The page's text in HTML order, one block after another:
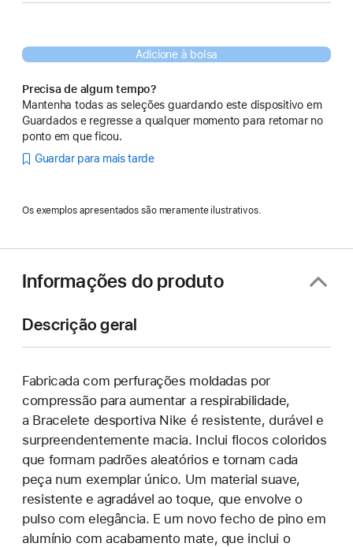
Adicione à bolsa
Precisa de algum tempo?
Mantenha todas as seleções guardando este dispositivo em
Guardados e regresse a qualquer momento para retomar no
ponto em que ficou.
Guardar para mais tarde
Os exemplos apresentados são meramente ilustrativos.
Informações do produto
Descrição geral
Fabricada com perfurações moldadas por
compressão para aumentar a respirabilidade,
a Bracelete desportiva Nike é resistente, durável e
surpreendentemente macia. Inclui flocos coloridos
que formam padrões aleatórios e tornam cada
peça num exemplar único. Um material suave,
resistente e agradável ao toque, que envolve o
pulso com elegância. E um novo fecho de pino em
alumínio com acabamento mate, que inclui o